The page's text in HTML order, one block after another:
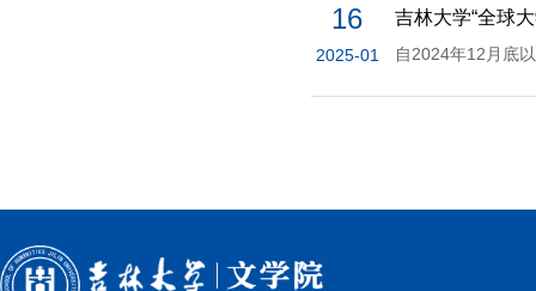
吉林大学“全球
16
2025-01